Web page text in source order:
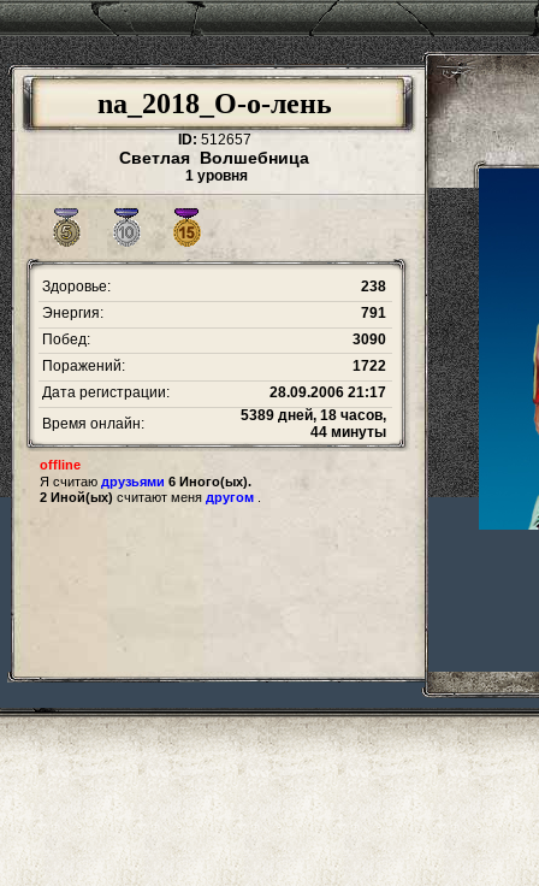
na_2018_О-о-лень
ID: 512657
Светлая Волшебница
1 уровня
Здоровье:
238
Энергия:
791
Побед:
3090
Поражений:
1722
Дата регистрации:
28.09.2006 21:17
Время онлайн:
5389 дней, 18 часов,
44 минуты
offline
Я считаю друзьями 6 Иного(ых).
2 Иной(ых) считают меня другом